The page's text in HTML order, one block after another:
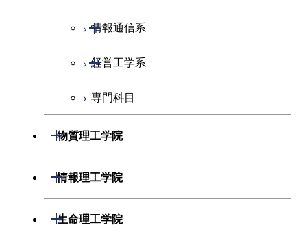
エンジニアリングデザイン
電気電子コース
エネルギーコース
エネルギー・情報コース
情報通信系
開閉
情報通信コース
エンジニアリングデザイン
コース
人間医療科学技術コース
経営工学系
開閉
経営工学コース
専門科目
物質理工学院
開閉
材料系
開閉
情報理工学院
開閉
数理・計算科学系
開閉
生命理工学院
開閉